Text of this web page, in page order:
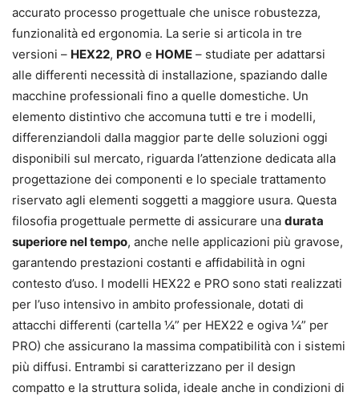
accurato processo progettuale che unisce robustezza,
funzionalità ed ergonomia. La serie si articola in tre
versioni – HEX22, PRO e HOME – studiate per adattarsi
alle differenti necessità di installazione, spaziando dalle
macchine professionali fino a quelle domestiche. Un
elemento distintivo che accomuna tutti e tre i modelli,
differenziandoli dalla maggior parte delle soluzioni oggi
disponibili sul mercato, riguarda l’attenzione dedicata alla
progettazione dei componenti e lo speciale trattamento
riservato agli elementi soggetti a maggiore usura. Questa
filosofia progettuale permette di assicurare una durata
superiore nel tempo, anche nelle applicazioni più gravose,
garantendo prestazioni costanti e affidabilità in ogni
contesto d’uso. I modelli HEX22 e PRO sono stati realizzati
per l’uso intensivo in ambito professionale, dotati di
attacchi differenti (cartella ¼” per HEX22 e ogiva ¼” per
PRO) che assicurano la massima compatibilità con i sistemi
più diffusi. Entrambi si caratterizzano per il design
compatto e la struttura solida, ideale anche in condizioni di